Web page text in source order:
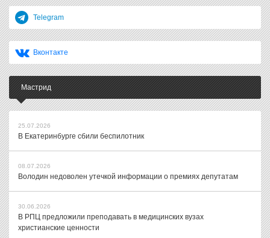
Telegram
Вконтакте
Мастрид
25.07.2026
В Екатеринбурге сбили беспилотник
08.07.2026
Володин недоволен утечкой информации о премиях депутатам
30.06.2026
В РПЦ предложили преподавать в медицинских вузах
христианские ценности